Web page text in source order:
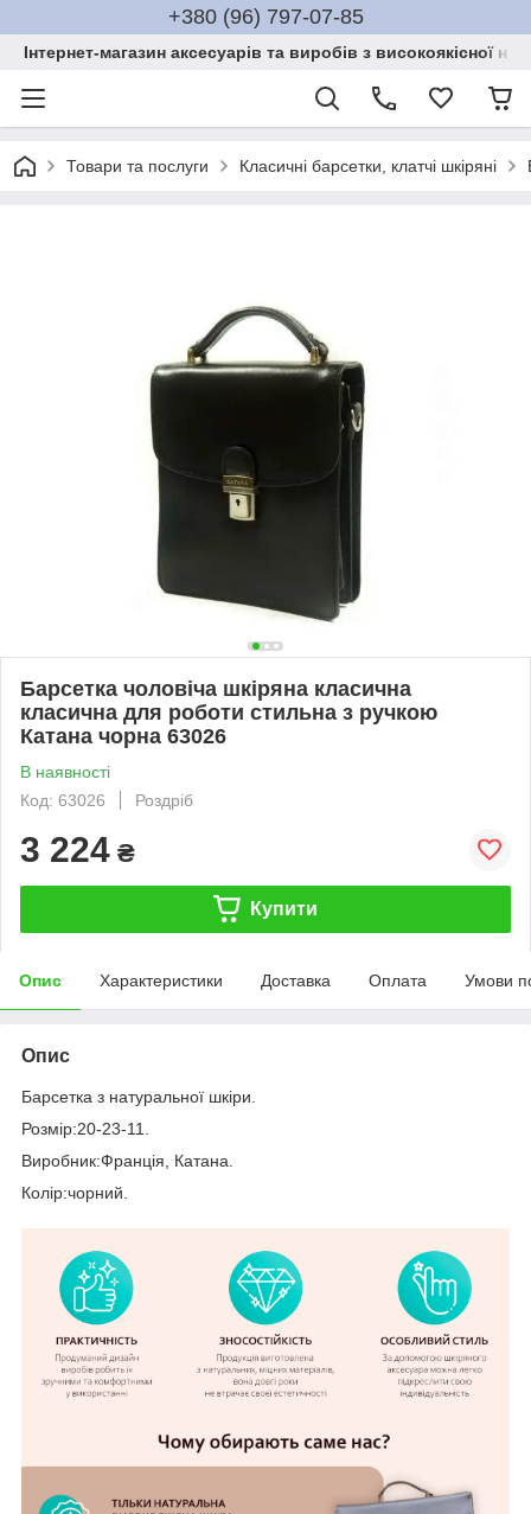
+380 (96) 797-07-85
Інтернет-магазин аксесуарів та виробів з високоякісної
Товари та послуги Класичні барсетки, клатчі шкіряні
Барсетка чоловіча шкіряна класична
класична для роботи стильна з ручкою
Катана чорна 63026
В наявності
Код: 63026
Роздріб
3 224 ₴
Купити
Опис Характеристики Доставка Оплата Умови
Опис
Барсетка з натуральної шкіри.
Розмір:20-23-11.
Виробник:Франція, Катана.
Колір:чорний.